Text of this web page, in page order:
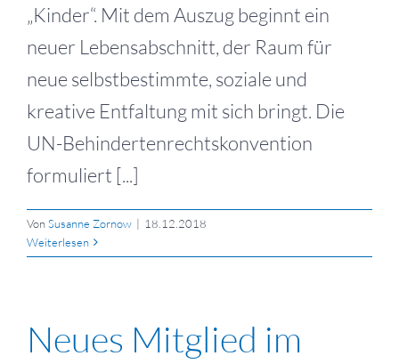
„Kinder“. Mit dem Auszug beginnt ein
neuer Lebensabschnitt, der Raum für
neue selbstbestimmte, soziale und
kreative Entfaltung mit sich bringt. Die
UN-Behindertenrechtskonvention
formuliert [...]
VonSusanne Zornow | 18.12.2018
Weiterlesen
Neues Mitglied im